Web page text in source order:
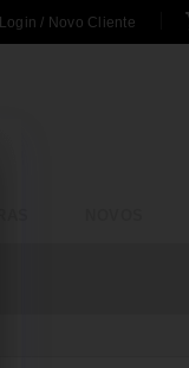
Login / Novo Cliente